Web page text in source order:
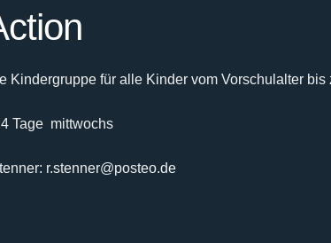
Kindergruppe für alle Kinder vom Vorschulalter
Tage mittwochs
r.stenner@posteo.de